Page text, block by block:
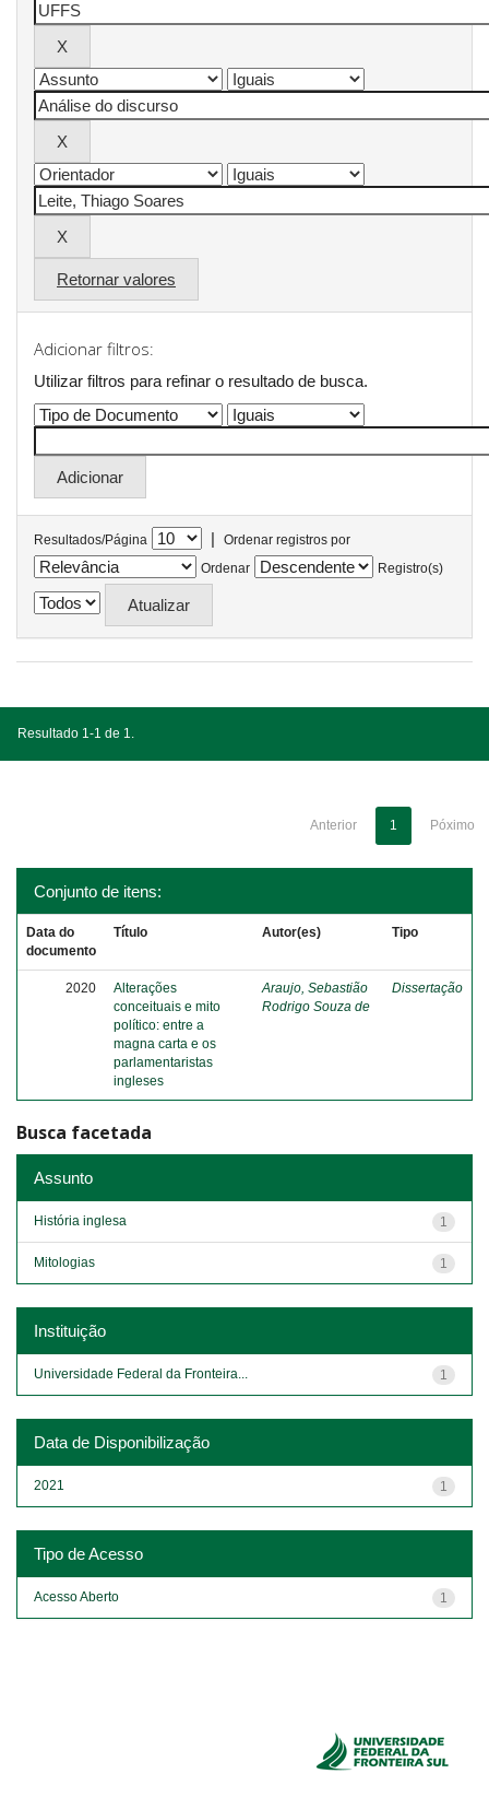
Retornar valores
Adicionar filtros:
Utilizar filtros para refinar o resultado de busca.
Resultados/Página |
Ordenar registros por
Ordenar
Registro(s)
Resultado 1-1 de 1.
Anterior 1 Póximo
Conjunto de itens:
Data do
documento
Título Autor(es) Tipo
2020
Alterações
conceituais e mito
político: entre a
magna carta e os
parlamentaristas
ingleses
Araujo, Sebastião
Rodrigo Souza de
Dissertação
Busca facetada
Assunto
1
História inglesa
1
Mitologias
Instituição
1
Universidade Federal da Fronteira...
Data de Disponibilização
1
2021
Tipo de Acesso
1
Acesso Aberto